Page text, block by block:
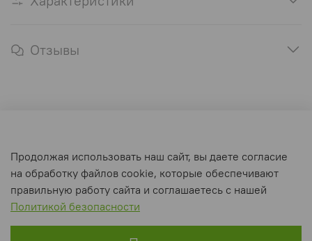
Отзывы
Пользовательское соглашение
Условия обмена и возврата
Интернет-магазин создан на inSales
Продолжая использовать наш сайт, вы даете согласие
на обработку файлов cookie, которые обеспечивают
правильную работу сайта и соглашаетесь с нашей
Политикой безопасности